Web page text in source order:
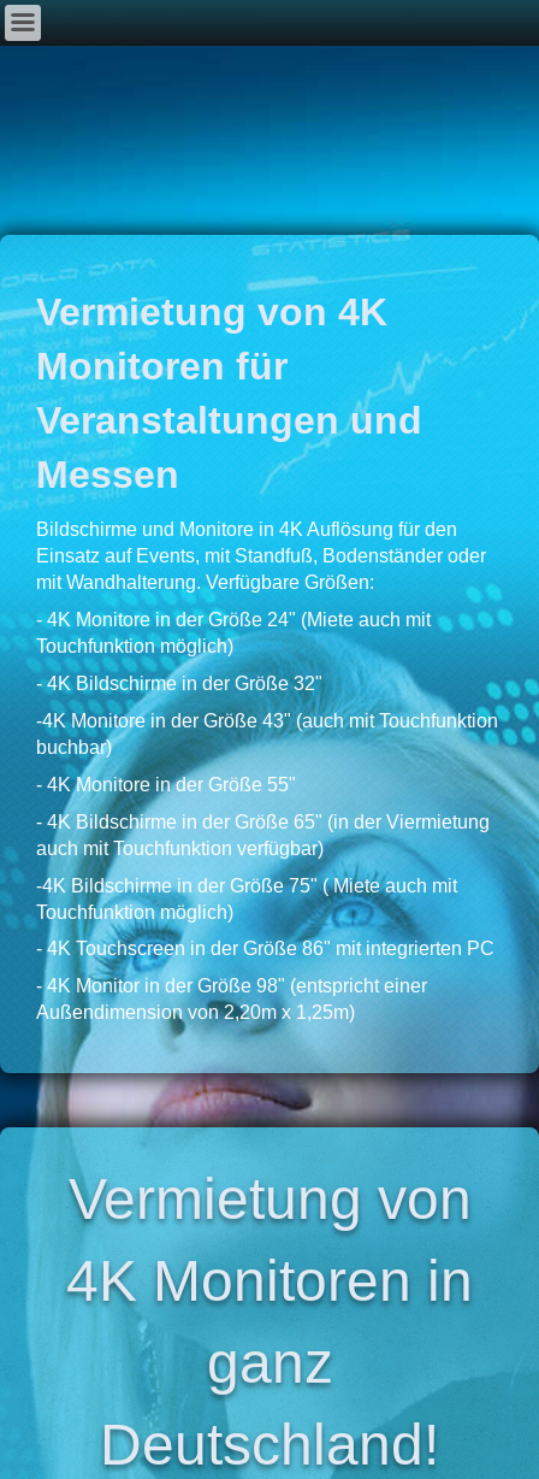
Vermietung von 4K
Monitoren für
Veranstaltungen und
Messen
Bildschirme und Monitore in 4K Auflösung für den
Einsatz auf Events, mit Standfuß, Bodenständer oder
mit Wandhalterung. Verfügbare Größen:
- 4K Monitore in der Größe 24" (Miete auch mit
Touchfunktion möglich)
- 4K Bildschirme in der Größe 32"
-4K Monitore in der Größe 43" (auch mit Touchfunktion
buchbar)
- 4K Monitore in der Größe 55"
- 4K Bildschirme in der Größe 65" (in der Viermietung
auch mit Touchfunktion verfügbar)
-4K Bildschirme in der Größe 75" ( Miete auch mit
Touchfunktion möglich)
- 4K Touchscreen in der Größe 86" mit integrierten PC
- 4K Monitor in der Größe 98" (entspricht einer
Außendimension von 2,20m x 1,25m)
Vermietung von
4K Monitoren in
ganz
Deutschland!